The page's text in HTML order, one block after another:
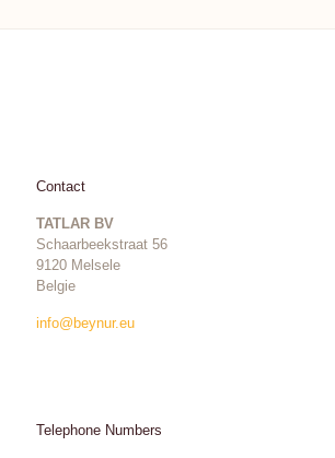
Contact
TATLAR BV
Schaarbeekstraat 56
9120 Melsele
Belgie
info@beynur.eu
Telephone Numbers